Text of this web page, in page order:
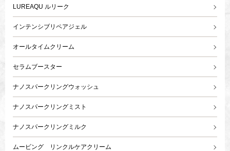
LUREAQU ルリーク
インテンシブリペアジェル
オールタイムクリーム
セラムブースター
ナノスパークリングウォッシュ
ナノスパークリングミスト
ナノスパークリングミルク
ムービング リンクルケアクリーム